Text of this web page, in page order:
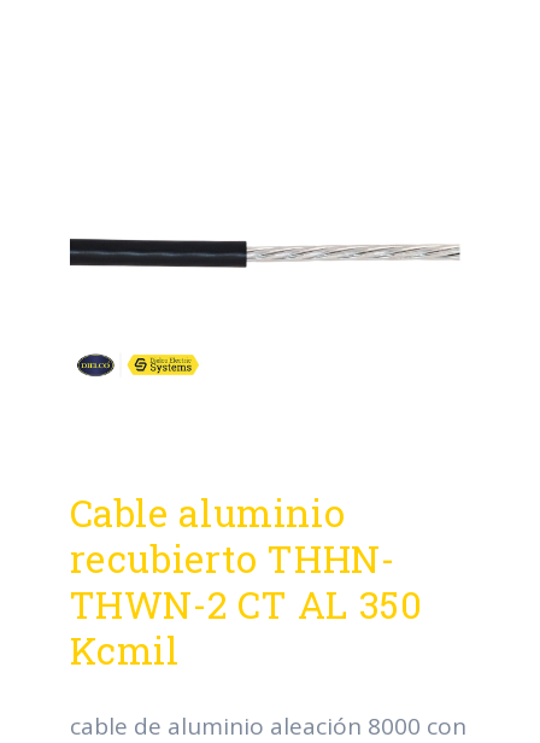
Cable aluminio
recubierto THHN-
THWN-2 CT AL 350
Kcmil
cable de aluminio aleación 8000 con